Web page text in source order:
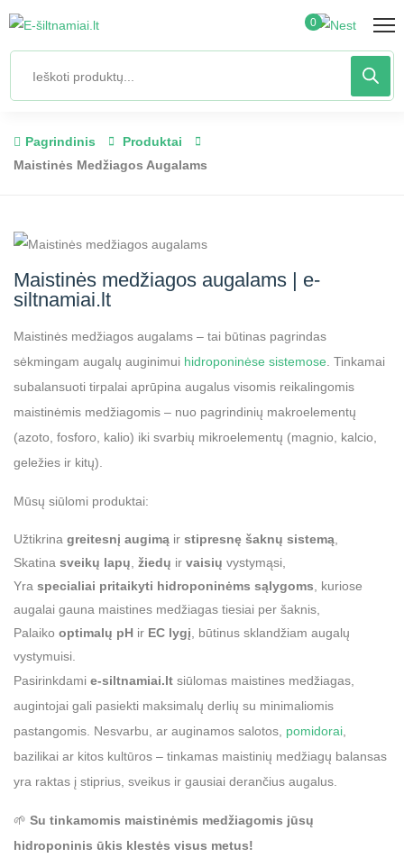
0
Pagrindinis
Produktai
Maistinės Medžiagos Augalams
Maistinės medžiagos augalams | e-
siltnamiai.lt
Maistinės medžiagos augalams – tai būtinas pagrindas
sėkmingam augalų auginimui hidroponinėse sistemose . Tinkamai
subalansuoti tirpalai aprūpina augalus visomis reikalingomis
maistinėmis medžiagomis – nuo pagrindinių makroelementų
(azoto, fosforo, kalio) iki svarbių mikroelementų (magnio, kalcio,
geležies ir kitų).
Mūsų siūlomi produktai:
Užtikrina greitesnį augimą ir stipresnę šaknų sistemą
Skatina sveikų lapų žiedų ir vaisių vystymąsi,
Yra specialiai pritaikyti hidroponinėms sąlygoms , kuriose
augalai gauna maistines medžiagas tiesiai per šaknis,
Palaiko optimalų pH ir EC lygį , būtinus sklandžiam augalų
vystymuisi.
Pasirinkdami e-siltnamiai.lt siūlomas maistines medžiagas,
augintojai gali pasiekti maksimalų derlių su minimaliomis
pastangomis. Nesvarbu, ar auginamos salotos, pomidorai
bazilikai ar kitos kultūros – tinkamas maistinių medžiagų balansas
yra raktas į stiprius, sveikus ir gausiai derančius augalus.
🌱 Su tinkamomis maistinėmis medžiagomis jūsų
hidroponinis ūkis klestės visus metus!